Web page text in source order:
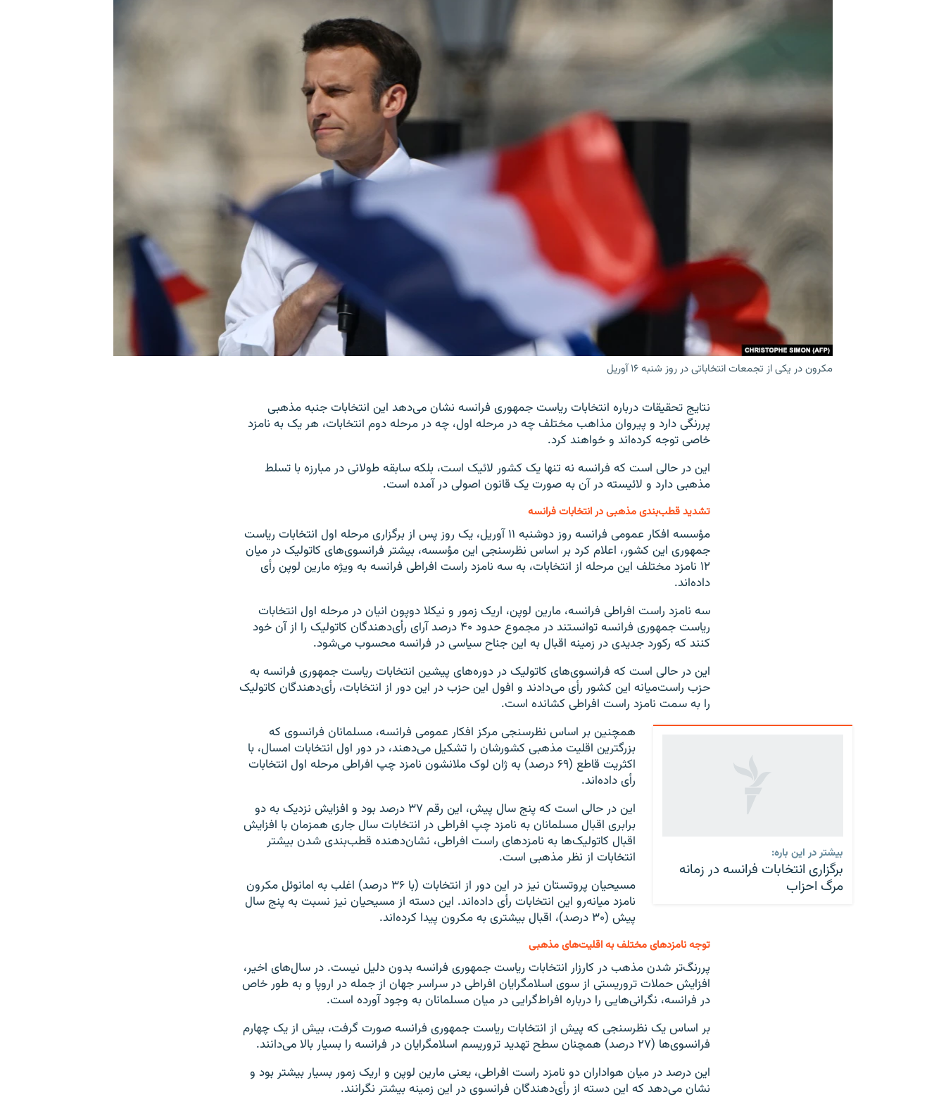
مکرون در یکی از تجمعات انتخاباتی در روز شنبه ۱۶ آوریل
نتایج تحقیقات درباره انتخابات ریاست جمهوری فرانسه نشان می‌دهد این انتخابات جنبه مذهبی
پررنگی دارد و پیروان مذاهب مختلف چه در مرحله اول، چه در مرحله دوم انتخابات، هر یک به نامزد
خاصی توجه کرده‌اند و خواهند کرد.
این در حالی است که فرانسه نه تنها یک کشور لائیک است، بلکه سابقه طولانی در مبارزه با تسلط
مذهبی دارد و لائیسته در آن به صورت یک قانون اصولی در آمده است.
تشدید قطب‌بندی مذهبی در انتخابات فرانسه
مؤسسه افکار عمومی فرانسه روز دوشنبه ۱۱ آوریل، یک روز پس از برگزاری مرحله اول انتخابات ریاست
جمهوری این کشور، اعلام کرد بر اساس نظرسنجی این مؤسسه، بیشتر فرانسوی‌های کاتولیک‌ در میان
۱۲ نامزد مختلف این مرحله از انتخابات، به سه نامزد راست افراطی فرانسه به ویژه مارین لوپن رأی
داده‌اند.
سه نامزد راست افراطی فرانسه، مارین لوپن، اریک زمور و نیکلا دوپون انیان در مرحله اول انتخابات
ریاست جمهوری فرانسه توانستند در مجموع حدود ۴۰ درصد آرای رأی‌دهندگان کاتولیک را از آن خود
کنند که رکورد جدیدی در زمینه اقبال به این جناح سیاسی در فرانسه محسوب می‌شود.
این در حالی است که فرانسوی‌های کاتولیک در دوره‌های پیشین انتخابات ریاست جمهوری فرانسه به
حزب راست‌میانه این کشور رأی می‌دادند و افول این حزب در این دور از انتخابات، رأی‌دهندگان کاتولیک
را به سمت نامزد راست افراطی کشانده است.
بیشتر در این باره:
برگزاری انتخابات فرانسه در زمانه
مرگ احزاب
همچنین بر اساس نظرسنجی مرکز افکار عمومی فرانسه، مسلمانان فرانسوی که
بزرگترین اقلیت مذهبی کشورشان را تشکیل می‌دهند، در دور اول انتخابات امسال، با
اکثریت قاطع (۶۹ درصد) به ژان لوک ملانشون نامزد چپ افراطی مرحله اول انتخابات
رأی داده‌اند.
این در حالی است که پنج سال پیش، این رقم ۳۷ درصد بود و افزایش نزدیک به دو
برابری اقبال مسلمانان به نامزد چپ افراطی در انتخابات سال جاری همزمان با افزایش
اقبال کاتولیک‌ها به نامزدهای راست افراطی، نشان‌دهنده قطب‌بندی شدن بیشتر
انتخابات از نظر مذهبی است.
مسیحیان پروتستان نیز در این دور از انتخابات (با ۳۶ درصد) اغلب به امانوئل مکرون
نامزد میانه‌رو این انتخابات رأی داده‌اند. این دسته از مسیحیان نیز نسبت به پنج سال
پیش (۳۰ درصد)، اقبال بیشتری به مکرون پیدا کرده‌اند.
توجه نامزدهای مختلف به اقلیت‌های مذهبی
پررنگ‌تر شدن مذهب در کارزار انتخابات ریاست جمهوری فرانسه بدون دلیل نیست. در سال‌های اخیر،
افزایش حملات تروریستی از سوی اسلامگرایان افراطی در سراسر جهان از جمله در اروپا و به طور خاص
در فرانسه، نگرانی‌هایی را درباره افراط‌گرایی در میان مسلمانان به وجود آورده است.
بر اساس یک نظرسنجی که پیش از انتخابات ریاست جمهوری فرانسه صورت گرفت، بیش از یک چهارم
فرانسوی‌ها (۲۷ درصد) همچنان سطح تهدید تروریسم اسلامگرایان در فرانسه را بسیار بالا می‌دانند.
این درصد در میان هواداران دو نامزد راست افراطی، یعنی مارین لوپن و اریک زمور بسیار بیشتر بود و
نشان می‌دهد که این دسته از رأی‌دهندگان فرانسوی در این زمینه بیشتر نگرانند.